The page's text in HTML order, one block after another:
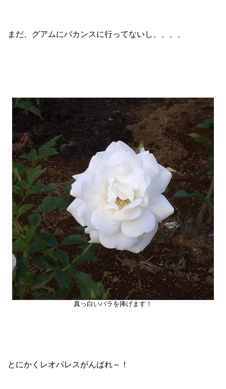
まだ、グアムにバカンスに行ってないし、、、、
真っ白いバラを捧げます！
とにかくレオパレスがんばれ～！